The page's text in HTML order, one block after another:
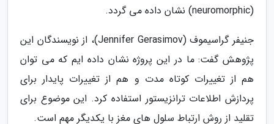
(neuromorphic) نشان داده می گردد.
جنیفر گراسیموف (Jennifer Gerasimov)، از نویسندگان این
پژوهش گفت: ما در این پروژه نشان داده ایم که می توان
هم از تغییرات کوتاه مدت و هم از تغییرات پایدار برای
پردازش اطلاعات ترانزیستور استفاده کرد. این موضوع برای
تقلید از روش ارتباط سلول های مغز با یکدیگر مهم است.